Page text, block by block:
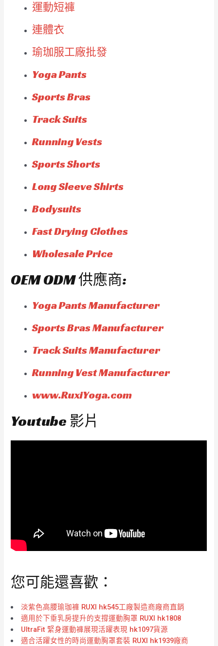
運動短褲
連體衣
瑜珈服工廠批發
Yoga Pants
Sports Bras
Track Suits
Running Vests
Sports Shorts
Long Sleeve Shirts
Bodysuits
Fast Drying Clothes
Wholesale Price
OEM ODM 供應商:
Yoga Pants Manufacturer
Sports Bras Manufacturer
Track Suits Manufacturer
Running Vest Manufacturer
www.RuxiYoga.com
Youtube 影片
您可能還喜歡：
淡紫色高腰瑜珈褲 RUXI hk545工廠製造商廠商直銷
適用於下垂乳房提升的支撐運動胸罩 RUXI hk1808
UltraFit 緊身運動褲展現活躍表現 hk1097貨源
適合活躍女性的時尚運動胸罩套裝 RUXI hk1939廠商